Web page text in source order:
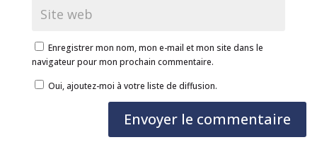
Enregistrer mon nom, mon e-mail et mon site dans le
navigateur pour mon prochain commentaire.
Oui, ajoutez-moi à votre liste de diffusion.
Envoyer le commentaire